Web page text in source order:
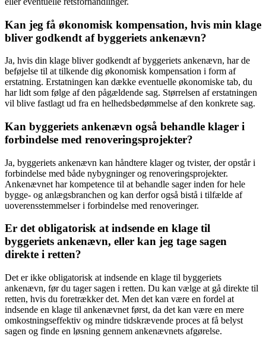
Kan jeg få økonomisk kompensation, hvis min klage
bliver godkendt af byggeriets ankenævn?
Ja, hvis din klage bliver godkendt af byggeriets ankenævn, har de
beføjelse til at tilkende dig økonomisk kompensation i form af
erstatning. Erstatningen kan dække eventuelle økonomiske tab, du
har lidt som følge af den pågældende sag. Størrelsen af erstatningen
vil blive fastlagt ud fra en helhedsbedømmelse af den konkrete sag.
Kan byggeriets ankenævn også behandle klager i
forbindelse med renoveringsprojekter?
Ja, byggeriets ankenævn kan håndtere klager og tvister, der opstår i
forbindelse med både nybygninger og renoveringsprojekter.
Ankenævnet har kompetence til at behandle sager inden for hele
bygge- og anlægsbranchen og kan derfor også bistå i tilfælde af
uoverensstemmelser i forbindelse med renoveringer.
Er det obligatorisk at indsende en klage til
byggeriets ankenævn, eller kan jeg tage sagen
direkte i retten?
Det er ikke obligatorisk at indsende en klage til byggeriets
ankenævn, før du tager sagen i retten. Du kan vælge at gå direkte til
retten, hvis du foretrækker det. Men det kan være en fordel at
indsende en klage til ankenævnet først, da det kan være en mere
omkostningseffektiv og mindre tidskrævende proces at få belyst
sagen og finde en løsning gennem ankenævnets afgørelse.